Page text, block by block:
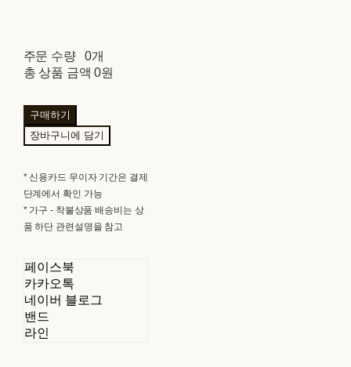
주문 수량
0개
총 상품 금액 0원
구매하기
장바구니에 담기
* 신용카드 무이자 기간은 결제
단계에서 확인 가능
* 가구 - 착불상품 배송비는 상
품 하단 관련설명을 참고
페이스북
카카오톡
네이버 블로그
밴드
라인